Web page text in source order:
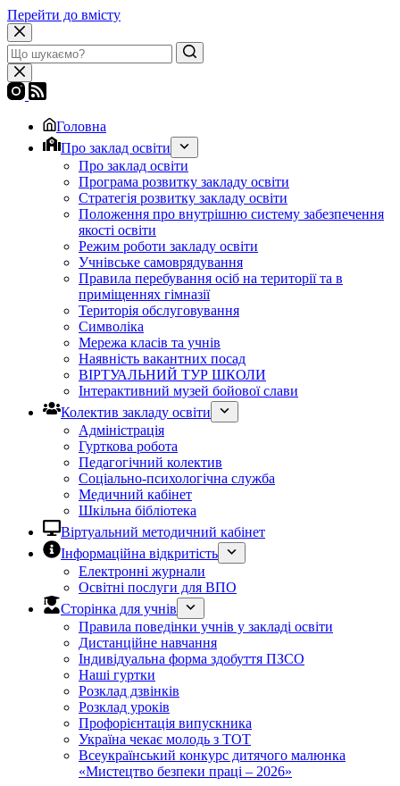
Перейти до вмісту
Головна
Про заклад освіти
Про заклад освіти
Програма розвитку закладу освіти
Стратегія розвитку закладу освіти
Положення про внутрішню систему забезпечення
якості освіти
Режим роботи закладу освіти
Учнівське самоврядування
Правила перебування осіб на території та в
приміщеннях гімназії
Територія обслуговування
Символіка
Мережа класів та учнів
Наявність вакантних посад
ВІРТУАЛЬНИЙ ТУР ШКОЛИ
Інтерактивний музей бойової слави
Колектив закладу освіти
Адміністрація
Гурткова робота
Педагогічний колектив
Соціально-психологічна служба
Медичний кабінет
Шкільна бібліотека
Віртуальний методичний кабінет
Інформаційна відкритість
Електронні журнали
Освітні послуги для ВПО
Сторінка для учнів
Правила поведінки учнів у закладі освіти
Дистанційне навчання
Індивідуальна форма здобуття ПЗСО
Наші гуртки
Розклад дзвінків
Розклад уроків
Профорієнтація випускника
Україна чекає молодь з ТОТ
Всеукраїнський конкурс дитячого малюнка
«Мистецтво безпеки праці – 2026»